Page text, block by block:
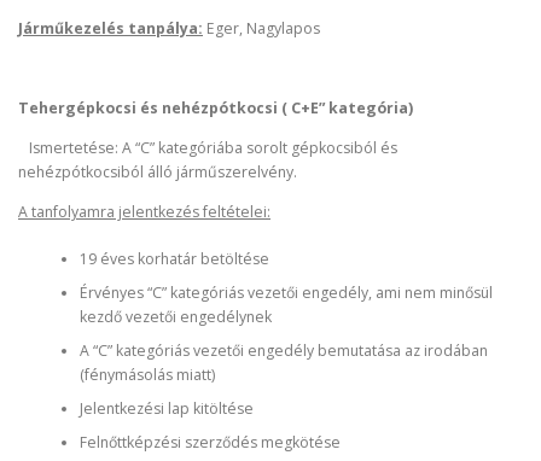
Járműkezelés tanpálya: Eger, Nagylapos
Tehergépkocsi és nehézpótkocsi ( C+E” kategória)
Ismertetése: A “C” kategóriába sorolt gépkocsiból és
nehézpótkocsiból álló járműszerelvény.
A tanfolyamra jelentkezés feltételei:
19 éves korhatár betöltése
Érvényes “C” kategóriás vezetői engedély, ami nem minősül
kezdő vezetői engedélynek
A “C” kategóriás vezetői engedély bemutatása az irodában
(fénymásolás miatt)
Jelentkezési lap kitöltése
Felnőttképzési szerződés megkötése